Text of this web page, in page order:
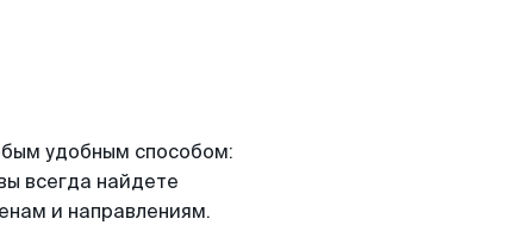
удобным способом:
всегда найдете
и направлениям.